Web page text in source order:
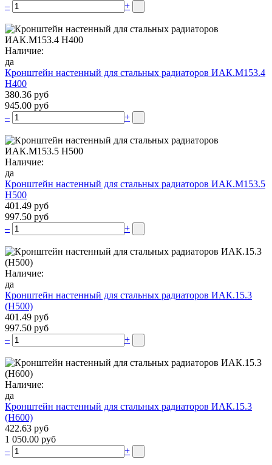
–
+
Наличие:
да
Кронштейн настенный для стальных радиаторов ИАК.М153.4
Н400
380.36 руб
945.00 руб
–
+
Наличие:
да
Кронштейн настенный для стальных радиаторов ИАК.М153.5
Н500
401.49 руб
997.50 руб
–
+
Наличие:
да
Кронштейн настенный для стальных радиаторов ИАК.15.3
(H500)
401.49 руб
997.50 руб
–
+
Наличие:
да
Кронштейн настенный для стальных радиаторов ИАК.15.3
(H600)
422.63 руб
1 050.00 руб
–
+